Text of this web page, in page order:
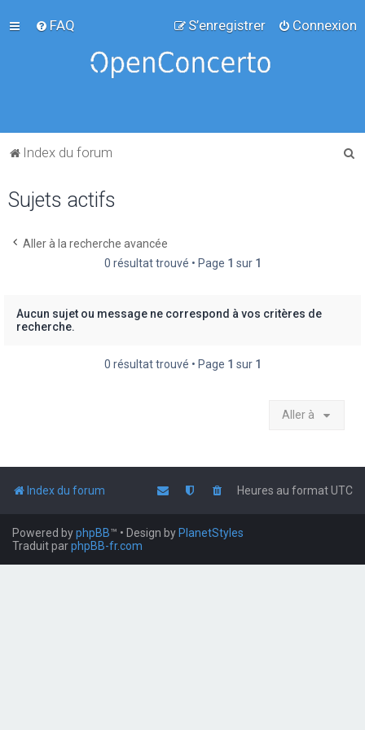
FAQ Connexion
S’enregistrer
Index du forum
Sujets actifs
Aller à la recherche avancée
0 résultat trouvé • Page 1 sur 1
Aucun sujet ou message ne correspond à vos critères de
recherche.
0 résultat trouvé • Page 1 sur 1
Aller à
Index du forum Heures au formatUTC
Powered byphpBB™ • Design by PlanetStyles
Traduit parphpBB-fr.com